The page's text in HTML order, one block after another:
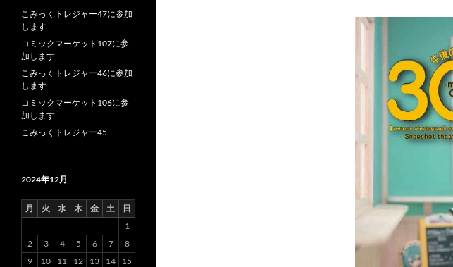
こみっくトレジャー47に参加
します
コミックマーケット107に参
加します
こみっくトレジャー46に参加
します
コミックマーケット106に参
加します
こみっくトレジャー45
2024年12月
月 火 水 木 金 土
日
1
2
3 4 5 6 7
8
9
10 11 12 13 14
15